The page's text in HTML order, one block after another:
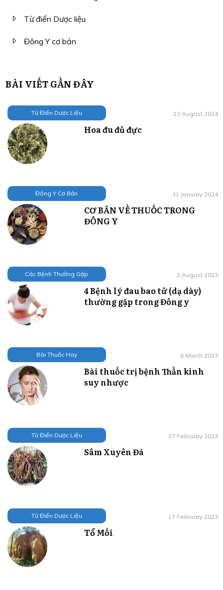
Từ điển Dược liệu
Đông Y cơ bản
BÀI VIẾT GẦN ĐÂY
Từ Điển Dược Liệu 13 August 2024
Hoa đu đủ đực
Đông Y Cơ Bản 31 January 2024
CƠ BẢN VỀ THUỐC TRONG
ĐÔNG Y
Các Bệnh Thường Gặp 2 August 2023
4 Bệnh lý đau bao tử (dạ dày)
thường gặp trong Đông y
Bài Thuốc Hay 6 March 2023
Bài thuốc trị bệnh Thần kinh
suy nhược
Từ Điển Dược Liệu 17 February 2023
Sâm Xuyên Đá
Từ Điển Dược Liệu 17 February 2023
Tổ Mối